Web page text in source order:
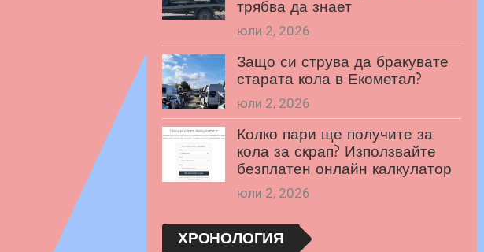
трябва да знает
юли 2, 2026
Защо си струва да бракувате
старата кола в Екометал?
юли 2, 2026
Колко пари ще получите за
кола за скрап? Използвайте
безплатен онлайн калкулатор
юли 2, 2026
ХРОНОЛОГИЯ